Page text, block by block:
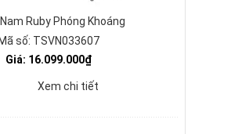
Ruby Phóng Khoáng
Mã số: TSVN033607
Giá: 16.099.000₫
Xem chi tiết